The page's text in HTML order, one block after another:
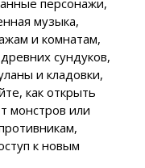
музыка,
и комнатам,
сундуков,
и кладовки,
как открыть
монстров или
к новым